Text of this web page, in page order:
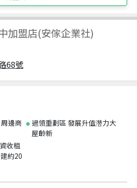
加盟店(安傢企業社)
68號
邊商
過領重劃區 發展升值濳力大
屋齡新
收租
約20